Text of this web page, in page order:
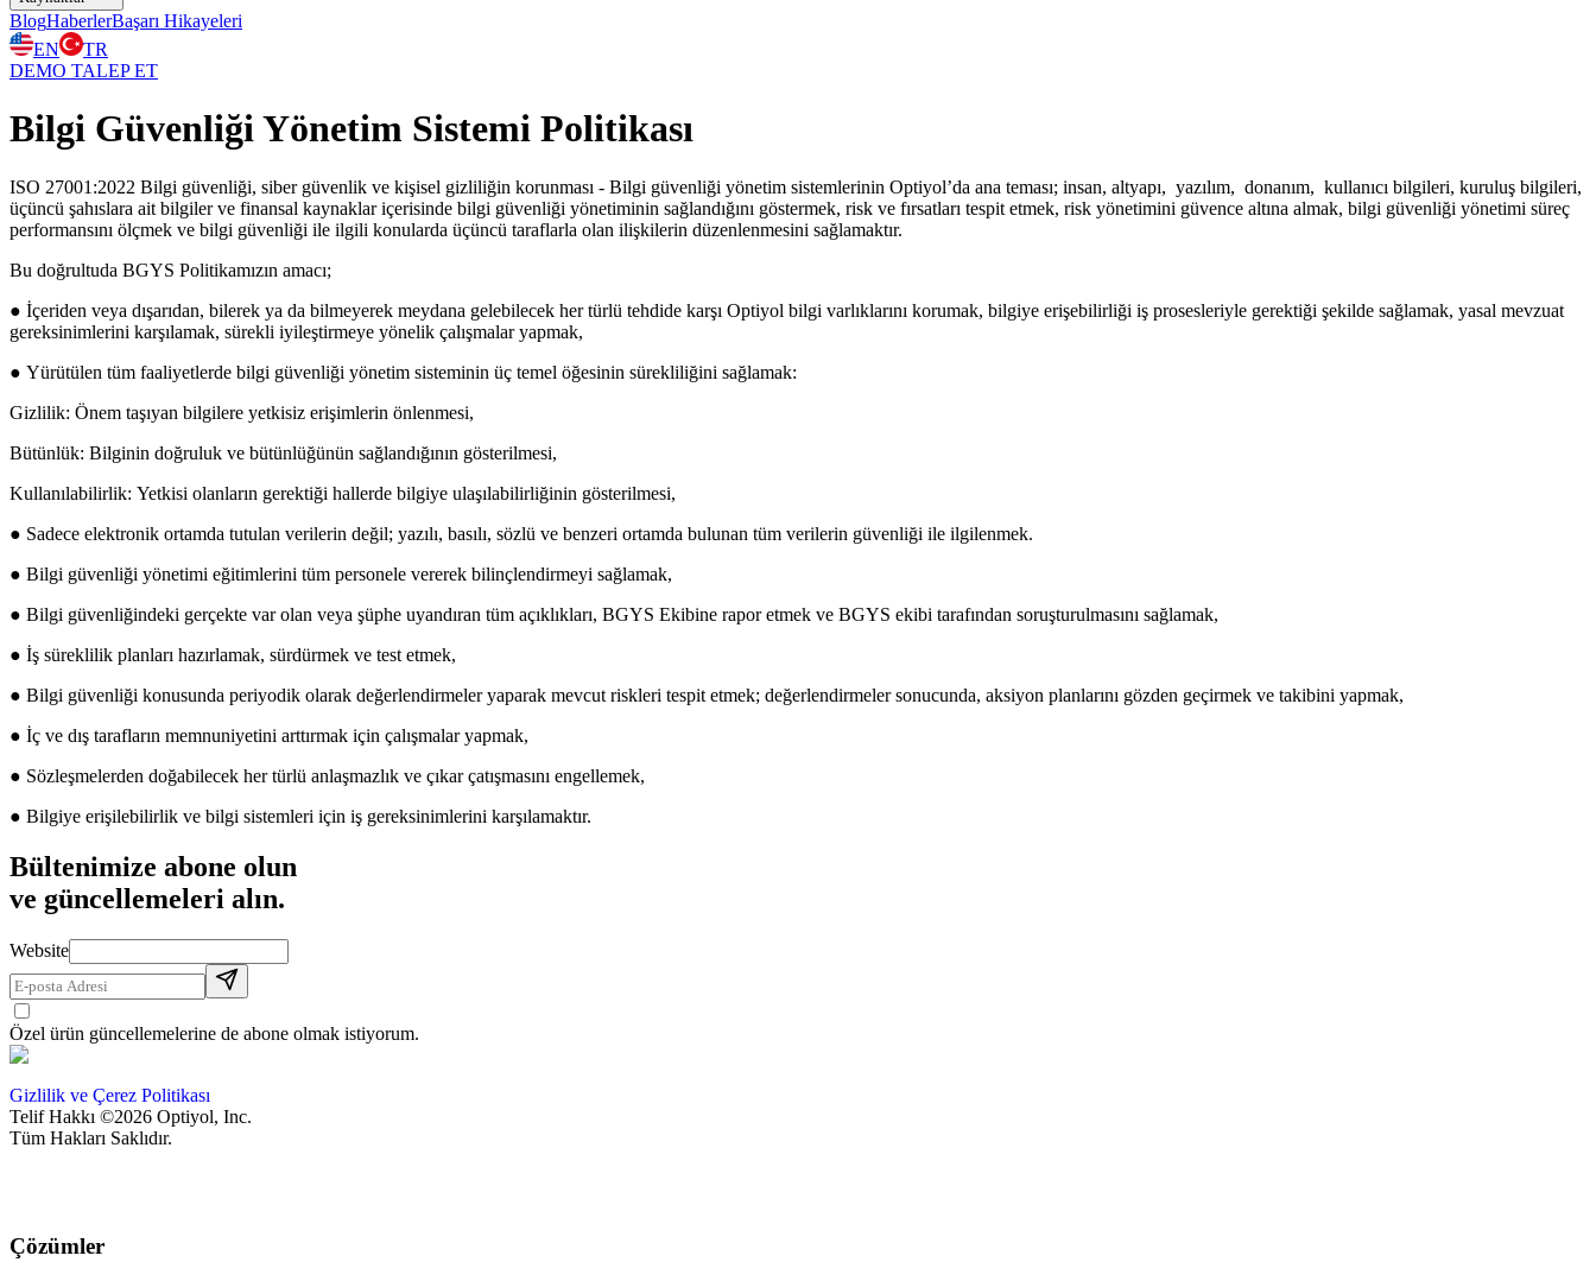
BlogHaberlerBaşarı Hikayeleri
EN
TR
DEMO TALEP ET
Bilgi Güvenliği Yönetim Sistemi Politikası
ISO 27001:2022 Bilgi güvenliği, siber güvenlik ve kişisel gizliliğin korunması - Bilgi güvenliği yönetim sistemlerinin Optiyol’da ana teması; insan, altyapı, yazılım, donanım, kullanıcı bilgileri, kuruluş bilgileri,
üçüncü şahıslara ait bilgiler ve finansal kaynaklar içerisinde bilgi güvenliği yönetiminin sağlandığını göstermek, risk ve fırsatları tespit etmek, risk yönetimini güvence altına almak, bilgi güvenliği yönetimi süreç
performansını ölçmek ve bilgi güvenliği ile ilgili konularda üçüncü taraflarla olan ilişkilerin düzenlenmesini sağlamaktır.
Bu doğrultuda BGYS Politikamızın amacı;
● İçeriden veya dışarıdan, bilerek ya da bilmeyerek meydana gelebilecek her türlü tehdide karşı Optiyol bilgi varlıklarını korumak, bilgiye erişebilirliği iş prosesleriyle gerektiği şekilde sağlamak, yasal mevzuat
gereksinimlerini karşılamak, sürekli iyileştirmeye yönelik çalışmalar yapmak,
● Yürütülen tüm faaliyetlerde bilgi güvenliği yönetim sisteminin üç temel öğesinin sürekliliğini sağlamak:
Gizlilik: Önem taşıyan bilgilere yetkisiz erişimlerin önlenmesi,
Bütünlük: Bilginin doğruluk ve bütünlüğünün sağlandığının gösterilmesi,
Kullanılabilirlik: Yetkisi olanların gerektiği hallerde bilgiye ulaşılabilirliğinin gösterilmesi,
● Sadece elektronik ortamda tutulan verilerin değil; yazılı, basılı, sözlü ve benzeri ortamda bulunan tüm verilerin güvenliği ile ilgilenmek.
● Bilgi güvenliği yönetimi eğitimlerini tüm personele vererek bilinçlendirmeyi sağlamak,
● Bilgi güvenliğindeki gerçekte var olan veya şüphe uyandıran tüm açıklıkları, BGYS Ekibine rapor etmek ve BGYS ekibi tarafından soruşturulmasını sağlamak,
● İş süreklilik planları hazırlamak, sürdürmek ve test etmek,
● Bilgi güvenliği konusunda periyodik olarak değerlendirmeler yaparak mevcut riskleri tespit etmek; değerlendirmeler sonucunda, aksiyon planlarını gözden geçirmek ve takibini yapmak,
● İç ve dış tarafların memnuniyetini arttırmak için çalışmalar yapmak,
● Sözleşmelerden doğabilecek her türlü anlaşmazlık ve çıkar çatışmasını engellemek,
● Bilgiye erişilebilirlik ve bilgi sistemleri için iş gereksinimlerini karşılamaktır.
Bültenimize abone olun
ve güncellemeleri alın.
Website
Özel ürün güncellemelerine de abone olmak istiyorum.
Gizlilik ve Çerez Politikası
Telif Hakkı ©2026 Optiyol, Inc.
Tüm Hakları Saklıdır.
Çözümler